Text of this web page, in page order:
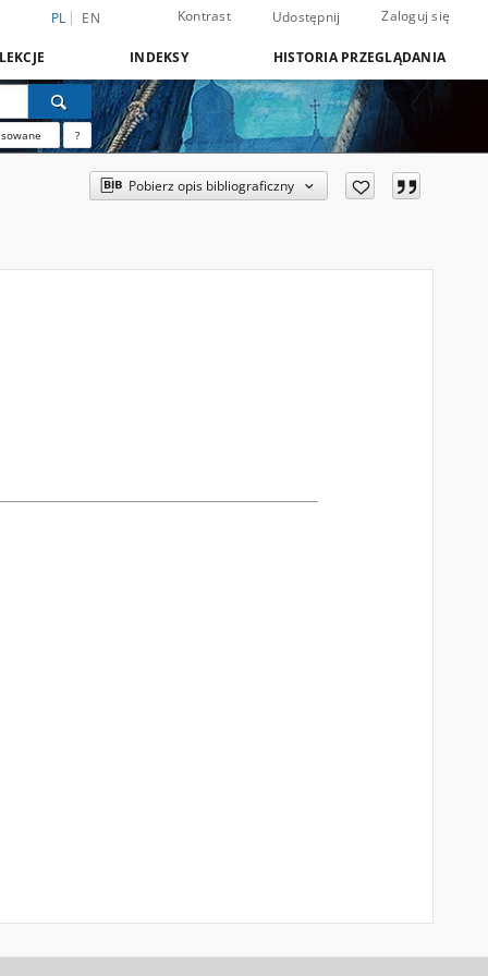
PL EN Kontrast Udostępnij Zaloguj się
INDEKSY HISTORIA PRZEGLĄDANIA
?
Pobierz opis bibliograficzny